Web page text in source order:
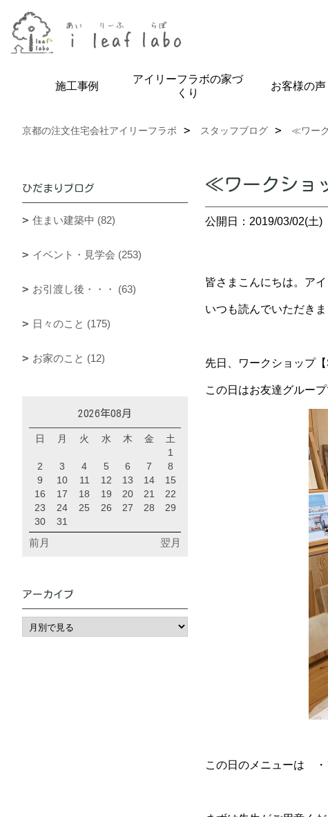
施工事例
アイリーフラボの家づ
くり
お客様の声
京都の注文住宅会社アイリーフラボ スタッフブログ ≪ワー
≪ワークショ
公開日：2019/03/02(土)
皆さまこんにちは。ア
いつも読んでいただき
先日、ワークショップ
この日はお友達グルー
この日のメニューは ・
ひだまりブログ
住まい建築中 (82)
イベント・見学会 (253)
お引渡し後・・・ (63)
日々のこと (175)
お家のこと (12)
2026年08月
日 月 火 水 木 金
土
1
2
3 4 5 6 7
8
9
10 11 12 13 14
15
16
17 18 19 20 21
22
23
24 25 26 27 28
29
30
31
前月 翌月
アーカイブ